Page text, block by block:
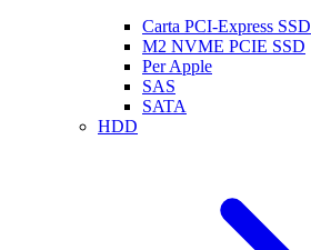
Carta PCI-Express SSD
M2 NVME PCIE SSD
Per Apple
SAS
SATA
HDD